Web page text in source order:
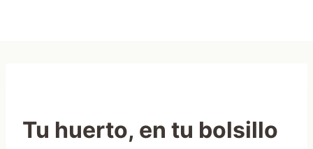
Tu huerto, en tu bolsillo